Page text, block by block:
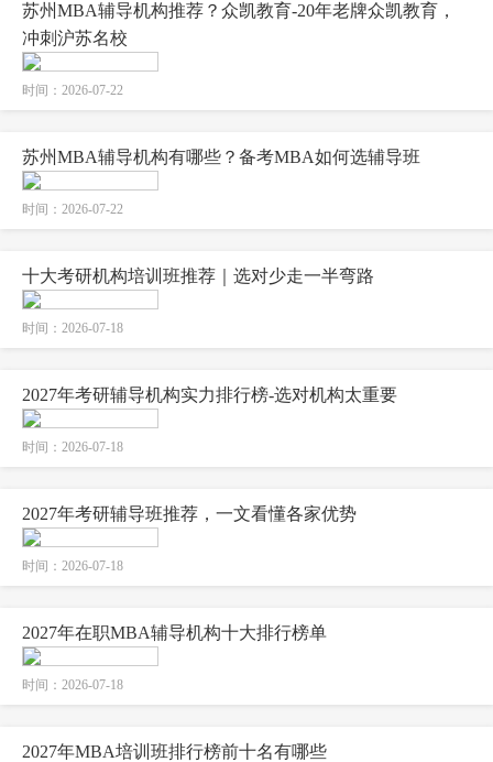
苏州MBA辅导机构推荐？众凯教育-20年老牌众凯教育，
冲刺沪苏名校
时间：2026-07-22
苏州MBA辅导机构有哪些？备考MBA如何选辅导班
时间：2026-07-22
十大考研机构培训班推荐｜选对少走一半弯路
时间：2026-07-18
2027年考研辅导机构实力排行榜-选对机构太重要
时间：2026-07-18
2027年考研辅导班推荐，一文看懂各家优势
时间：2026-07-18
2027年在职MBA辅导机构十大排行榜单
时间：2026-07-18
2027年MBA培训班排行榜前十名有哪些